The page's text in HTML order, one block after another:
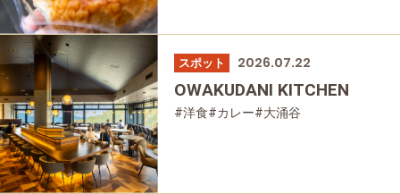
スポット 2026.07.22
OWAKUDANI KITCHEN
#洋食#カレー#大涌谷